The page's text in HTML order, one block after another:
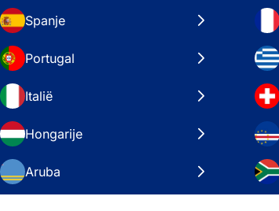
Spanje
Portugal
Italië
Hongarije
Aruba